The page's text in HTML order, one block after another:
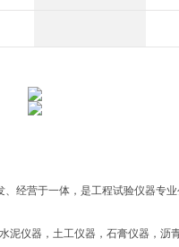
经营于一体，是工程试验仪器专业
仪器，土工仪器，石膏仪器，沥